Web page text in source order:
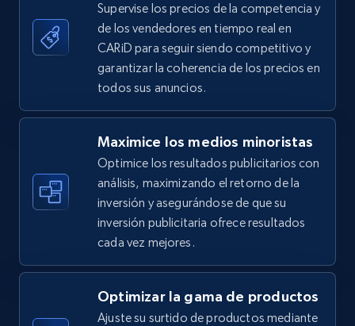
TikTok Shop - category
URL, Title, Available, Description, Currency, Initial
price, Final price, Discount percent, and more.
TikTok Shop - Collect TikTok shop products
by keywords search
URL, Title, Available, Description, Currency, Initial
price, Final price, Discount percent, and more.
Comenzar ahora
Supervise los precios de la competencia y
de los vendedores en tiempo real en
CARiD para seguir siendo competitivo y
garantizar la coherencia de los precios en
todos sus anuncios.
Maximice los medios minoristas
Optimice los resultados publicitarios con
análisis, maximizando el retorno de la
inversión y asegurándose de que su
inversión publicitaria ofrece resultados
cada vez mejores.
Optimizar la gama de productos
Ajuste su surtido de productos mediante